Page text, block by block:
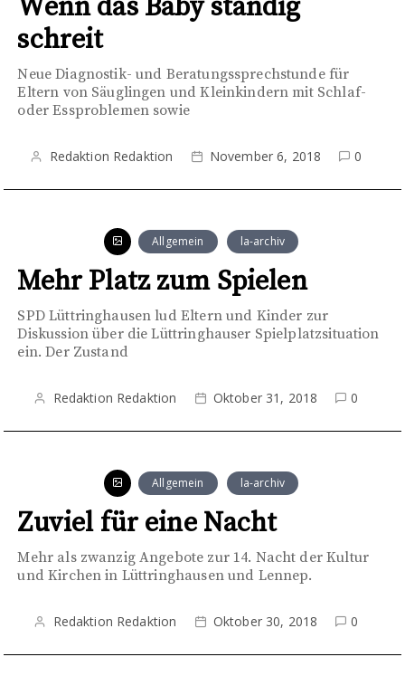
Wenn das Baby ständig
schreit
Neue Diagnostik- und Beratungssprechstunde für
Eltern von Säuglingen und Kleinkindern mit Schlaf-
oder Essproblemen sowie
Redaktion Redaktion November 6, 2018 0
Allgemein la-archiv
Mehr Platz zum Spielen
SPD Lüttringhausen lud Eltern und Kinder zur
Diskussion über die Lüttringhauser Spielplatzsituation
ein. Der Zustand
Redaktion Redaktion Oktober 31, 2018 0
Allgemein la-archiv
Zuviel für eine Nacht
Mehr als zwanzig Angebote zur 14. Nacht der Kultur
und Kirchen in Lüttringhausen und Lennep.
Redaktion Redaktion Oktober 30, 2018 0